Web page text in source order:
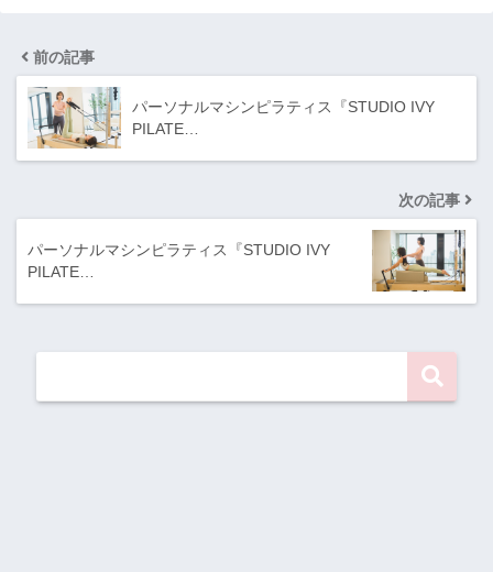
前の記事
パーソナルマシンピラティス『STUDIO IVY
PILATE…
次の記事
パーソナルマシンピラティス『STUDIO IVY
PILATE…